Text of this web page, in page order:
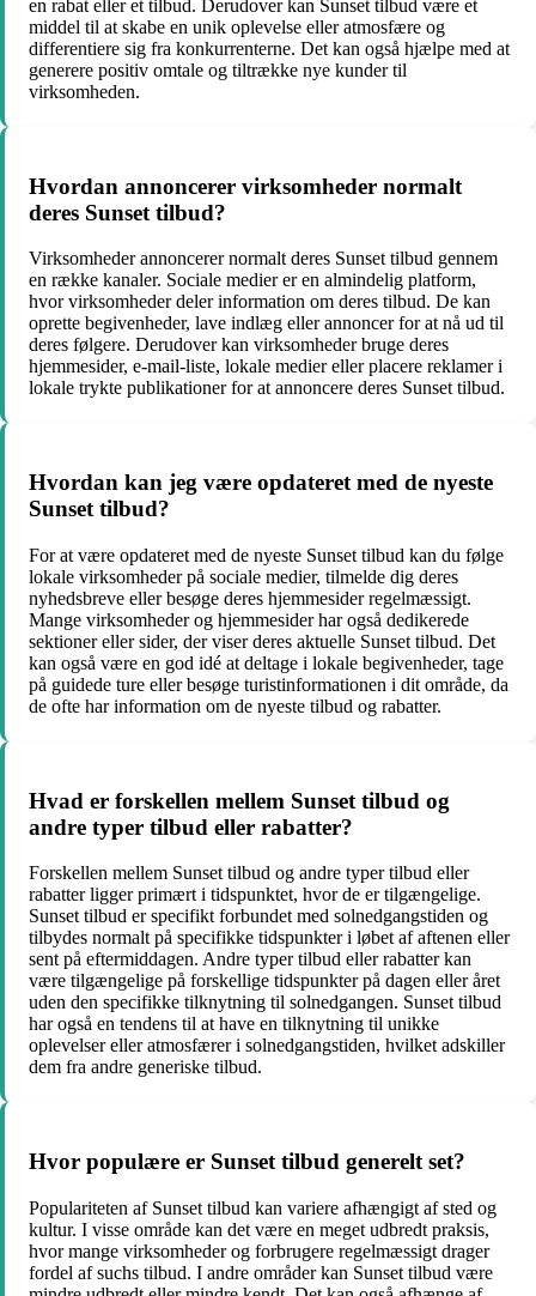
en rabat eller et tilbud. Derudover kan Sunset tilbud være et
middel til at skabe en unik oplevelse eller atmosfære og
differentiere sig fra konkurrenterne. Det kan også hjælpe med at
generere positiv omtale og tiltrække nye kunder til
virksomheden.
Hvordan annoncerer virksomheder normalt
deres Sunset tilbud?
Virksomheder annoncerer normalt deres Sunset tilbud gennem
en række kanaler. Sociale medier er en almindelig platform,
hvor virksomheder deler information om deres tilbud. De kan
oprette begivenheder, lave indlæg eller annoncer for at nå ud til
deres følgere. Derudover kan virksomheder bruge deres
hjemmesider, e-mail-liste, lokale medier eller placere reklamer i
lokale trykte publikationer for at annoncere deres Sunset tilbud.
Hvordan kan jeg være opdateret med de nyeste
Sunset tilbud?
For at være opdateret med de nyeste Sunset tilbud kan du følge
lokale virksomheder på sociale medier, tilmelde dig deres
nyhedsbreve eller besøge deres hjemmesider regelmæssigt.
Mange virksomheder og hjemmesider har også dedikerede
sektioner eller sider, der viser deres aktuelle Sunset tilbud. Det
kan også være en god idé at deltage i lokale begivenheder, tage
på guidede ture eller besøge turistinformationen i dit område, da
de ofte har information om de nyeste tilbud og rabatter.
Hvad er forskellen mellem Sunset tilbud og
andre typer tilbud eller rabatter?
Forskellen mellem Sunset tilbud og andre typer tilbud eller
rabatter ligger primært i tidspunktet, hvor de er tilgængelige.
Sunset tilbud er specifikt forbundet med solnedgangstiden og
tilbydes normalt på specifikke tidspunkter i løbet af aftenen eller
sent på eftermiddagen. Andre typer tilbud eller rabatter kan
være tilgængelige på forskellige tidspunkter på dagen eller året
uden den specifikke tilknytning til solnedgangen. Sunset tilbud
har også en tendens til at have en tilknytning til unikke
oplevelser eller atmosfærer i solnedgangstiden, hvilket adskiller
dem fra andre generiske tilbud.
Hvor populære er Sunset tilbud generelt set?
Populariteten af Sunset tilbud kan variere afhængigt af sted og
kultur. I visse område kan det være en meget udbredt praksis,
hvor mange virksomheder og forbrugere regelmæssigt drager
fordel af suchs tilbud. I andre områder kan Sunset tilbud være